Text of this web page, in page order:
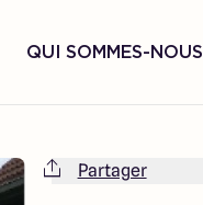
QUI SOMMES-NOUS
Partager